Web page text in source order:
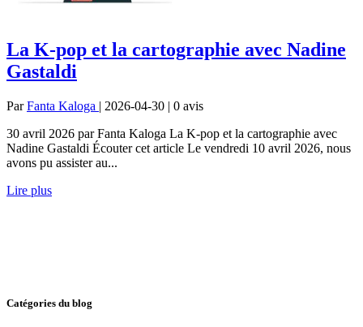
La K-pop et la cartographie avec Nadine
Gastaldi
ParFanta Kaloga | 2026-04-30 | 0 avis
30 avril 2026 par Fanta Kaloga La K-pop et la cartographie avec
Nadine Gastaldi Écouter cet article Le vendredi 10 avril 2026, nous
avons pu assister au...
Lire plus
Catégories du blog